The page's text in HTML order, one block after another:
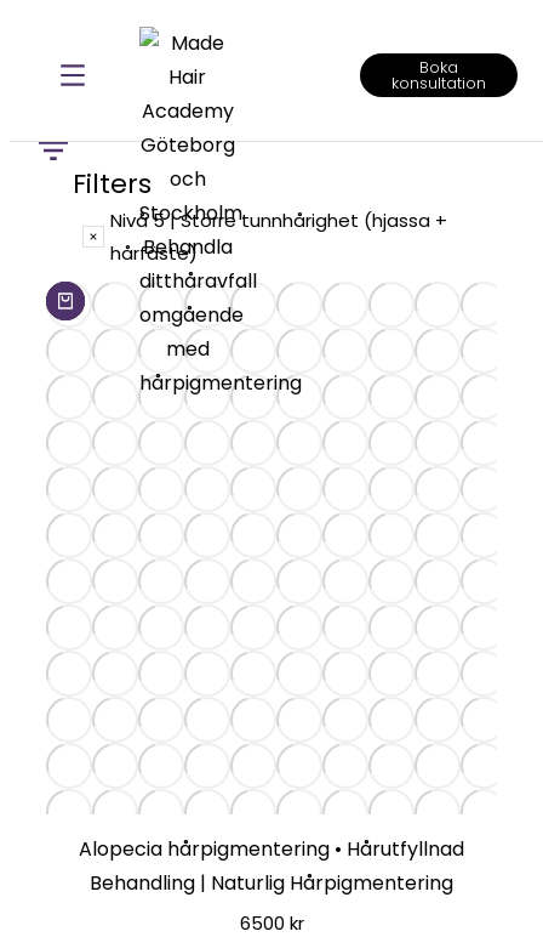
Boka
konsultation
tunnhårighet män
Filters
Nivå 5 | Större tunnhårighet (hjassa +
hårfäste)
Alopecia hårpigmentering • Hårutfyllnad
Behandling | Naturlig Hårpigmentering
6500 kr